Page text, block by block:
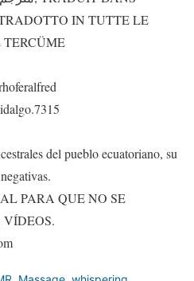
IN TUTTE LE
del pueblo ecuatoriano, su
PARA QUE NO SE
VÍDEOS.